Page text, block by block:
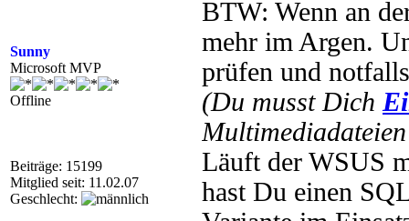
Sunny
Microsoft MVP
Offline
Beiträge: 15199
Mitglied seit: 11.02.07
Geschlecht:
BTW: Wenn an
mehr im Argen.
prüfen und
(Du musst Dich
Läuft der WSUS
hast Du einen